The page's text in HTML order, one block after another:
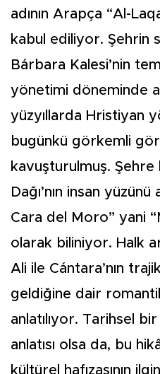
adının Arapça “Al-
kabul ediliyor. Şehrin
Bárbara Kalesi’nin
yönetimi döneminde
yüzyıllarda Hristiyan
bugünkü görkemli
kavuşturulmuş. Şehre
Dağı’nın insan yüzünü
Cara del Moro” yani
olarak biliniyor. Halk
Ali ile Cántara’nın
geldiğine dair
anlatılıyor. Tarihsel
anlatısı olsa da, bu
kültürel hafızasının